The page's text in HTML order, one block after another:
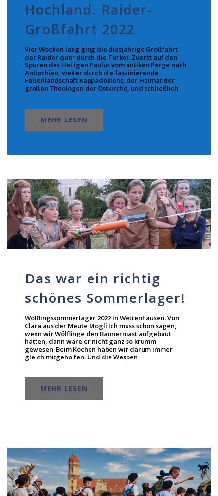
Hochland. Raider-
Großfahrt 2022
Vier Wochen lang ging die diesjährige Großfahrt
der Raider quer durch die Türkei: Zuerst auf den
Spuren des Heiligen Paulus vom antiken Perge nach
Antiochien, weiter durch die faszinierende
Felsenlandschaft Kappadokiens, der Heimat der
großen Theologen der Ostkirche, und schließlich
MEHR LESEN
Das war ein richtig
schönes Sommerlager!
Wölflingssommerlager 2022 in Wettenhausen. Von
Clara aus der Meute Mogli Ich muss schon sagen,
wenn wir Wölflinge den Bannermast aufgebaut
hätten, dann wäre er nicht ganz so krumm
gewesen. Beim Kochen haben wir darum immer
gleich mitgeholfen. Und die Wespen
MEHR LESEN